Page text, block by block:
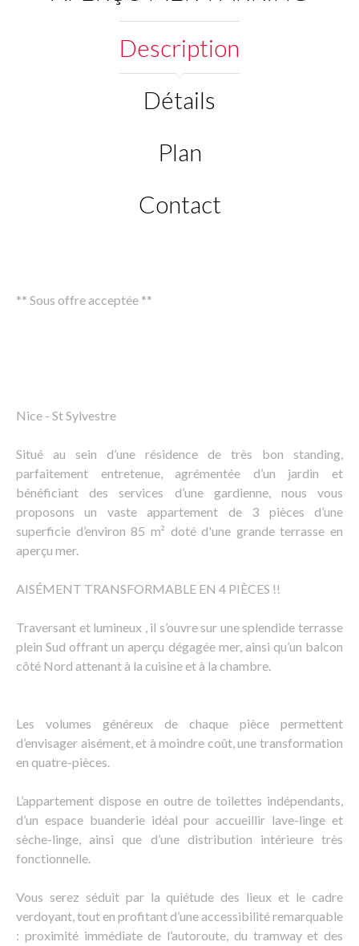
Description
Détails
Plan
Contact
** Sous offre acceptée **
Nice - St Sylvestre
Situé au sein d’une résidence de très bon standing,
parfaitement entretenue, agrémentée d’un jardin et
bénéficiant des services d’une gardienne, nous vous
proposons un vaste appartement de 3 pièces d’une
superficie d’environ 85 m² doté d'une grande terrasse en
aperçu mer.
AISÉMENT TRANSFORMABLE EN 4 PIÈCES !!
Traversant et lumineux , il s’ouvre sur une splendide terrasse
plein Sud offrant un aperçu dégagée mer, ainsi qu’un balcon
côté Nord attenant à la cuisine et à la chambre.
Les volumes généreux de chaque pièce permettent
d’envisager aisément, et à moindre coût, une transformation
en quatre-pièces.
L’appartement dispose en outre de toilettes indépendants,
d’un espace buanderie idéal pour accueillir lave-linge et
sèche-linge, ainsi que d’une distribution intérieure très
fonctionnelle.
Vous serez séduit par la quiétude des lieux et le cadre
verdoyant, tout en profitant d’une accessibilité remarquable
: proximité immédiate de l’autoroute, du tramway et des